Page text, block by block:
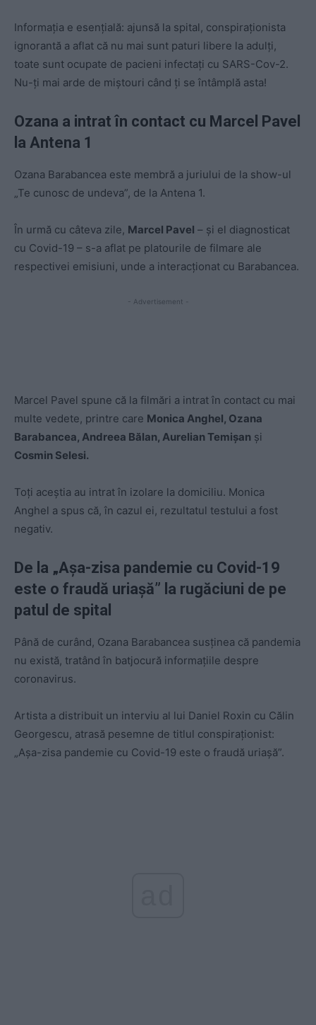
Informația e esențială: ajunsă la spital, conspiraționista
ignorantă a aflat că nu mai sunt paturi libere la adulți,
toate sunt ocupate de pacieni infectați cu SARS-Cov-2.
Nu-ți mai arde de miștouri când ți se întâmplă asta!
Ozana a intrat în contact cu Marcel Pavel
la Antena 1
Ozana Barabancea este membră a juriului de la show-ul
„Te cunosc de undeva”, de la Antena 1.
În urmă cu câteva zile, Marcel Pavel – și el diagnosticat
cu Covid-19 – s-a aflat pe platourile de filmare ale
respectivei emisiuni, unde a interacționat cu Barabancea.
- Advertisement -
Marcel Pavel spune că la filmări a intrat în contact cu mai
multe vedete, printre care Monica Anghel, Ozana
Barabancea, Andreea Bălan, Aurelian Temișan și
Cosmin Selesi.
Toți aceștia au intrat în izolare la domiciliu. Monica
Anghel a spus că, în cazul ei, rezultatul testului a fost
negativ.
De la „Așa-zisa pandemie cu Covid-19
este o fraudă uriașă” la rugăciuni de pe
patul de spital
Până de curând, Ozana Barabancea susținea că pandemia
nu există, tratând în batjocură informațiile despre
coronavirus.
Artista a distribuit un interviu al lui Daniel Roxin cu Călin
Georgescu, atrasă pesemne de titlul conspiraționist:
„Așa-zisa pandemie cu Covid-19 este o fraudă uriașă”.